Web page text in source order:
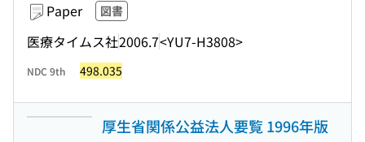
Paper 図書
医療タイムス社2006.7<YU7-H3808>
NDC 9th 498.035
厚生省関係公益法人要覧 1996年版